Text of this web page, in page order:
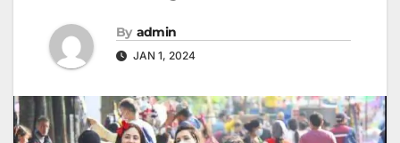
By admin
JAN 1, 2024